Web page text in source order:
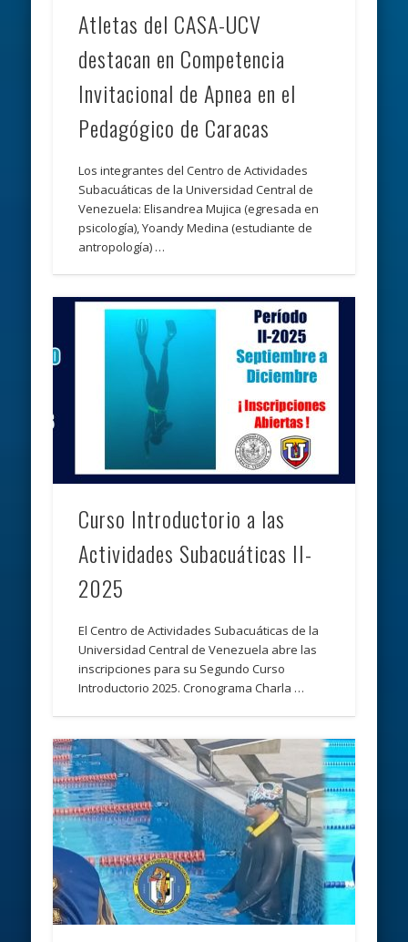
Atletas del CASA-UCV
destacan en Competencia
Invitacional de Apnea en el
Pedagógico de Caracas
Los integrantes del Centro de Actividades
Subacuáticas de la Universidad Central de
Venezuela: Elisandrea Mujica (egresada en
psicología), Yoandy Medina (estudiante de
antropología) …
Curso Introductorio a las
Actividades Subacuáticas II-
2025
El Centro de Actividades Subacuáticas de la
Universidad Central de Venezuela abre las
inscripciones para su Segundo Curso
Introductorio 2025. Cronograma Charla …